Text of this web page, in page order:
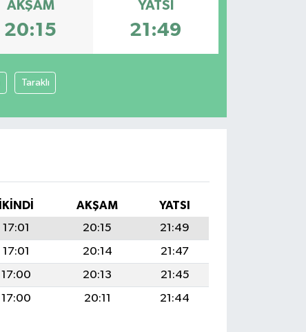
AKŞAM
20:15
YATSI
21:49
Taraklı
İKINDI AKŞAM
YATSI
17:01 20:15
21:49
17:01 20:14
21:47
17:00 20:13
21:45
17:00 20:11 21:44